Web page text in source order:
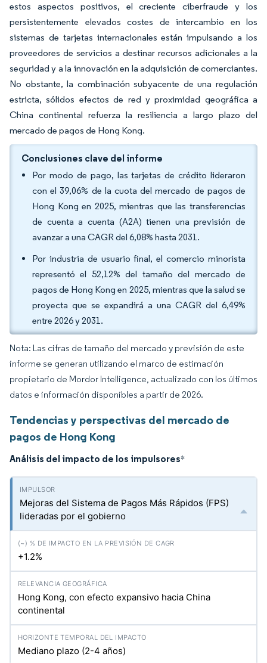
estos aspectos positivos, el creciente ciberfraude y los
persistentemente elevados costes de intercambio en los
sistemas de tarjetas internacionales están impulsando a los
proveedores de servicios a destinar recursos adicionales a la
seguridad y a la innovación en la adquisición de comerciantes.
No obstante, la combinación subyacente de una regulación
estricta, sólidos efectos de red y proximidad geográfica a
China continental refuerza la resiliencia a largo plazo del
mercado de pagos de Hong Kong.
Conclusiones clave del informe
Por modo de pago, las tarjetas de crédito lideraron
con el 39,06% de la cuota del mercado de pagos de
Hong Kong en 2025, mientras que las transferencias
de cuenta a cuenta (A2A) tienen una previsión de
avanzar a una CAGR del 6,08% hasta 2031.
Por industria de usuario final, el comercio minorista
representó el 52,12% del tamaño del mercado de
pagos de Hong Kong en 2025, mientras que la salud se
proyecta que se expandirá a una CAGR del 6,49%
entre 2026 y 2031.
Nota: Las cifras de tamaño del mercado y previsión de este
informe se generan utilizando el marco de estimación
propietario de Mordor Intelligence, actualizado con los últimos
datos e información disponibles a partir de 2026.
Tendencias y perspectivas del mercado de
pagos de Hong Kong
Análisis del impacto de los impulsores*
Mejoras del Sistema de Pagos Más Rápidos (FPS)
lideradas por el gobierno
+1.2%
Hong Kong, con efecto expansivo hacia China
continental
Mediano plazo (2-4 años)